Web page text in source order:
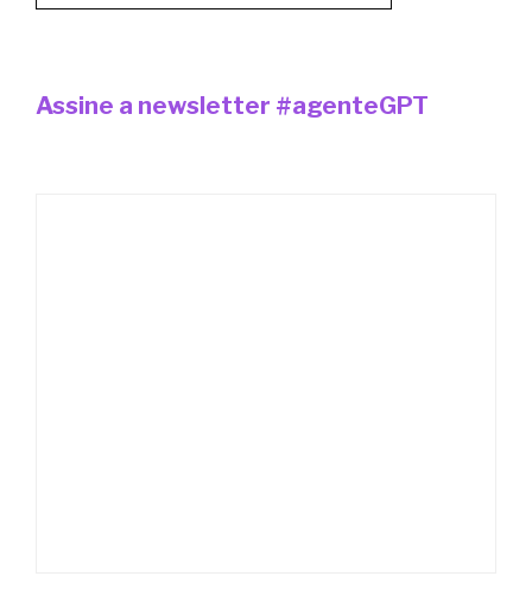
Assine a newsletter #agenteGPT